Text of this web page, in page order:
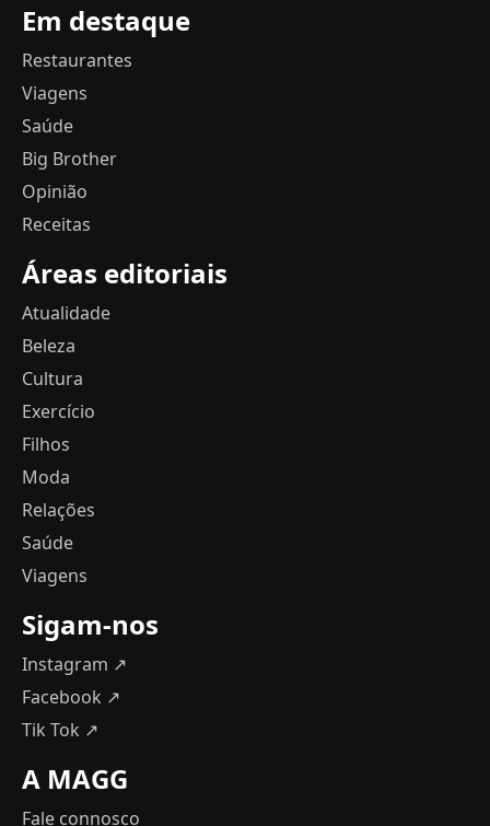
Em destaque
Restaurantes
Viagens
Saúde
Big Brother
Opinião
Receitas
Áreas editoriais
Atualidade
Beleza
Cultura
Exercício
Filhos
Moda
Relações
Saúde
Viagens
Sigam-nos
Instagram ↗
Facebook ↗
Tik Tok ↗
A MAGG
Fale connosco